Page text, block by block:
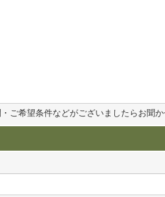
ご希望条件などがございましたらお聞